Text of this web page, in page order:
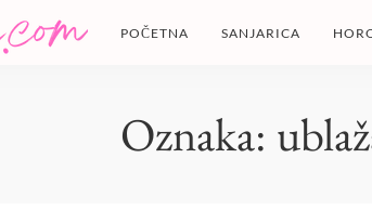
POČETNA SANJARICA
Oznaka: